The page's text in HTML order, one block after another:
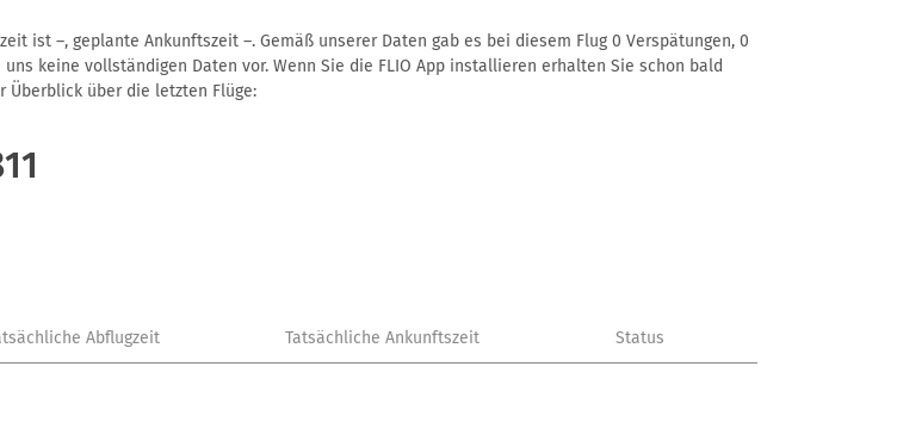
ist –, geplante Ankunftszeit –. Gemäß unserer Daten gab es bei diesem Flug 0 Verspätungen, 0
keine vollständigen Daten vor. Wenn Sie die FLIO App installieren erhalten Sie schon bald
Überblick über die letzten Flüge:
Abflugzeit Tatsächliche Ankunftszeit Status